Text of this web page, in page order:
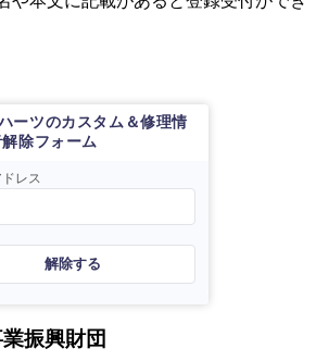
ーツのカスタム＆修理情
除フォーム
レス
解除する
振興財団